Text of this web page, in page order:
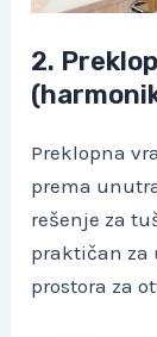
2.
Preklopna
prema
rešenje za
praktičan za
prostora za